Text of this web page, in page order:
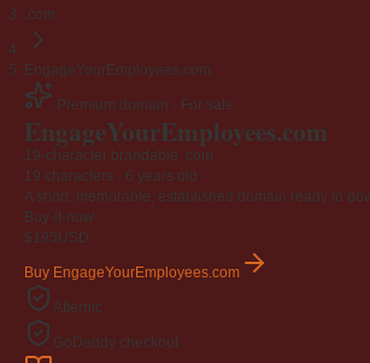
.com
EngageYourEmployees.com
Premium domain · For sale
EngageYourEmployees.com
19-character brandable .com
19 characters · 6 years old
A short, memorable, established domain ready to
Buy-it-now
$195USD
Buy EngageYourEmployees.com
Afternic
GoDaddy checkout